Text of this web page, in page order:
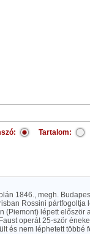
Tartalom:
1846., megh.
Rossini
(Piemont) lépett először
operát 25-ször
és nem léphetett többé